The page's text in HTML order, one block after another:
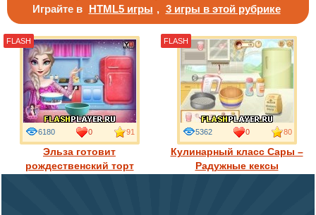
Играйте в HTML5 игры , 3 игры в этой рубрике
Эльза готовит
рождественский торт
6180 0 91
FLASH
Кулинарный класс Сары –
Радужные кексы
5362 0 80
FLASH